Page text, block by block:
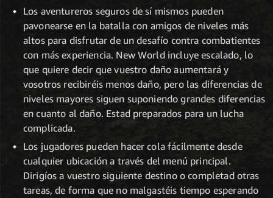
Los aventureros seguros de sí mismos pueden
pavonearse en la batalla con amigos de niveles más
altos para disfrutar de un desafío contra combatientes
con más experiencia. New World incluye escalado, lo
que quiere decir que vuestro daño aumentará y
vosotros recibiréis menos daño, pero las diferencias de
niveles mayores siguen suponiendo grandes diferencias
en cuanto al daño. Estad preparados para un lucha
complicada.
Los jugadores pueden hacer cola fácilmente desde
cualquier ubicación a través del menú principal.
Dirigíos a vuestro siguiente destino o completad otras
tareas, de forma que no malgastéis tiempo esperando